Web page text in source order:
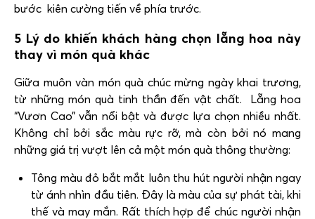
bước kiên cường tiến về phía trước.
5 Lý do khiến khách hàng chọn lẵng hoa này
thay vì món quà khác
Giữa muôn vàn món quà chúc mừng ngày khai trương,
từ những món quà tinh thần đến vật chất. Lẵng hoa
“Vươn Cao” vẫn nổi bật và được lựa chọn nhiều nhất.
Không chỉ bởi sắc màu rực rỡ, mà còn bởi nó mang
những giá trị vượt lên cả một món quà thông thường:
Tông màu đỏ bắt mắt luôn thu hút người nhận ngay
từ ánh nhìn đầu tiên. Đây là màu của sự phát tài, khi
thế và may mắn. Rất thích hợp để chúc người nhận